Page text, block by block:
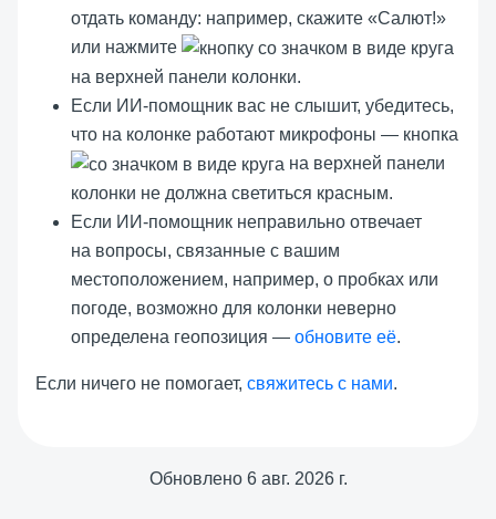
отдать команду: например, скажите «Салют!»
или нажмите
на верхней панели колонки.
Если ИИ-помощник вас не слышит, убедитесь,
что на колонке работают микрофоны — кнопка
на верхней панели
колонки не должна светиться красным.
Если ИИ-помощник неправильно отвечает
на вопросы, связанные с вашим
местоположением, например, о пробках или
погоде, возможно для колонки неверно
определена геопозиция — обновите её.
Если ничего не помогает, свяжитесь с нами.
Обновлено 6 авг. 2026 г.